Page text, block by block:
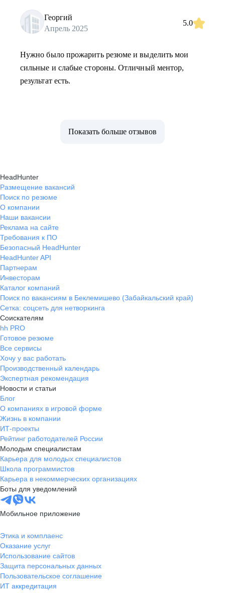
Георгий
Апрель 2025
5.0
Нужно было прожарить резюме и выделить мои
сильные и слабые стороны. Отличный ментор,
результат есть.
Показать больше отзывов
HeadHunter
Размещение вакансий
Поиск по резюме
О компании
Наши вакансии
Реклама на сайте
Требования к ПО
Безопасный HeadHunter
HeadHunter API
Партнерам
Инвесторам
Каталог компаний
Поиск по вакансиям в Беклемишево (Забайкальский край)
Сетка: соцсеть для нетворкинга
Соискателям
hh PRO
Готовое резюме
Все сервисы
Хочу у вас работать
Производственный календарь
Экспертная рекомендация
Новости и статьи
Блог
О компаниях в игровой форме
Жизнь в компании
ИТ-проекты
Рейтинг работодателей России
Молодым специалистам
Карьера для молодых специалистов
Школа программистов
Карьера в некоммерческих организациях
Боты для уведомлений
Мобильное приложение
Этика и комплаенс
Оказание услуг
Использование сайтов
Защита персональных данных
Пользовательское соглашение
ИТ аккредитация